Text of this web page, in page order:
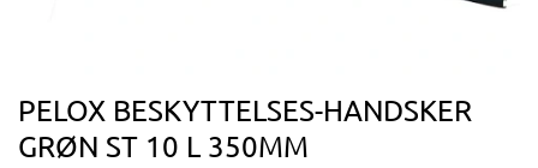
PELOX BESKYTTELSES-HANDSKER
GRØN ST 10 L 350MM